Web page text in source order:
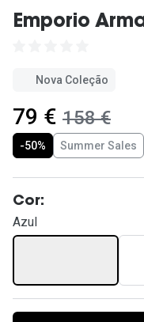
Emporio
Nova Coleção
agora:
79 € era:
158 €
-50% Summer Sales
Cor:
Azul